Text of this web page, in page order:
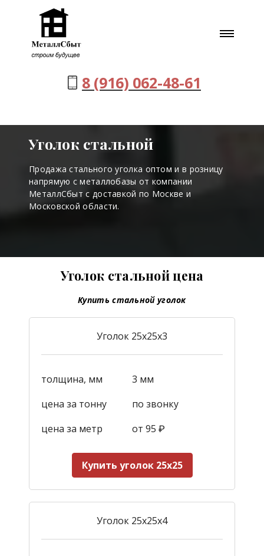
8 (916) 062-48-61
Уголок стальной
Продажа стального уголка оптом и в розницу
напрямую с металлобазы от компании
МеталлСбыт с доставкой по Москве и
Московской области.
Уголок стальной цена
Купить стальной уголок
Уголок 25х25х3
толщина, мм
3 мм
цена за тонну
по звонку
цена за метр
от 95 ₽
Купить уголок 25х25
Уголок 25х25х4